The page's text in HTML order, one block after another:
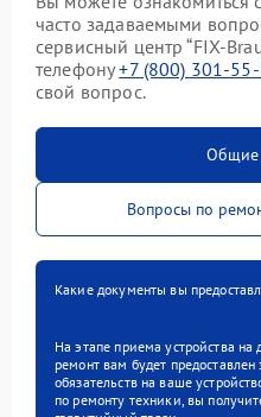
часто задаваемыми
сервисный центр “FIX-
телефону+7 (800) 301-
свой вопрос.
Общие
Вопросы по
Какие документы вы
На этапе приема устройства
ремонт вам будет
обязательств на ваше
по ремонту техники, вы